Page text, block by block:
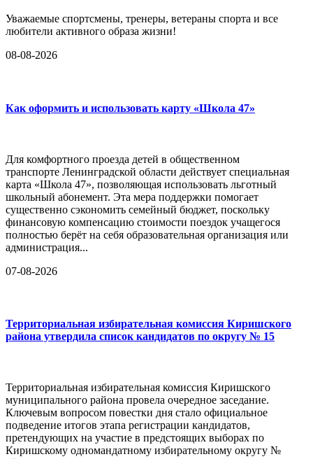
Уважаемые спортсмены, тренеры, ветераны спорта и все
любители активного образа жизни!
08-08-2026
Как оформить и использовать карту «Школа 47»
Для комфортного проезда детей в общественном
транспорте Ленинградской области действует специальная
карта «Школа 47», позволяющая использовать льготный
школьный абонемент. Эта мера поддержки помогает
существенно сэкономить семейный бюджет, поскольку
финансовую компенсацию стоимости поездок учащегося
полностью берёт на себя образовательная организация или
администрация...
07-08-2026
Территориальная избирательная комиссия Киришского
района утвердила список кандидатов по округу № 15
Территориальная избирательная комиссия Киришского
муниципального района провела очередное заседание.
Ключевым вопросом повестки дня стало официальное
подведение итогов этапа регистрации кандидатов,
претендующих на участие в предстоящих выборах по
Киришскому одномандатному избирательному округу №